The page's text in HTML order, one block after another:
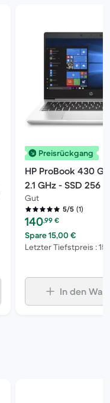
Preisrückgang
HP ProBook 430
2.1 GHz - SSD 256
QWERTY -
Gut
5/5 (1)
Preis des erneuerten
140,99 €
Spare 15,00 €
Letzter Tiefstpreis :
In den